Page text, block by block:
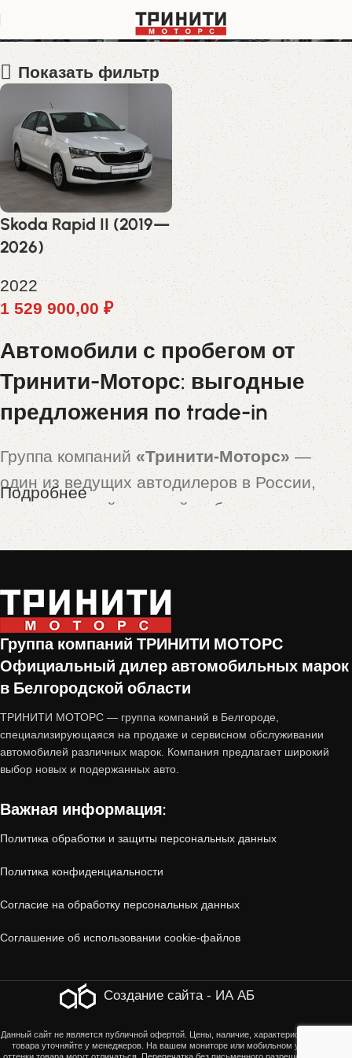
XW8AC4NH0NK115862
Показать фильтр
Skoda Rapid II (2019—
2026)
2022
1 529 900,00₽
Автомобили с пробегом от
Тринити-Моторс: выгодные
предложения по trade-in
Группа компаний«Тринити-Моторс» —
один из ведущих автодилеров в России,
предлагающий широкий выбор новых и
подержанных автомобилей. Особой
принятые по программе
автомобили с пробегом, которые прошли
тщательную проверку и подготовку перед
продажей.
пробегом от «Тринити-Моторс»?
1. Проверенное состояние
Все автомобили, принятые по trade-in,
проходятмногоэтапную диагностику
передач, ходовая часть, электроника).
повреждений, коррозии, следов ДТП).
(отсутствие залогов,
ограничений, корректность ПТС).
Подробнее
Группа компаний ТРИНИТИ МОТОРС
Официальный дилер автомобильных марок
в Белгородской области
ТРИНИТИ МОТОРС — группа компаний в Белгороде,
специализирующаяся на продаже и сервисном обслуживании
автомобилей различных марок. Компания предлагает широкий
выбор новых и подержанных авто.
Важная информация:
Политика обработки и защиты персональных данных
Политика конфиденциальности
Согласие на обработку персональных данных
Соглашение об использовании cookie-файлов
Создание сайта - ИА АБ
Данный сайт не является публичной офертой. Цены, наличие, характеристики, оттенки
товара уточняйте у менеджеров. На вашем мониторе или мобильном устройстве
оттенки товара могут отличаться. Перепечатка без письменного разрешения страниц